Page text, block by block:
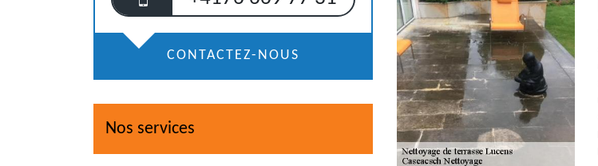
CONTACTEZ-NOUS
Nos services